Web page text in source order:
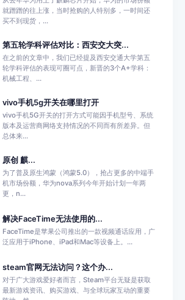
就蹭蹭的往上涨，当时抢购的人特别多，一时间还
买不到现货，...
第五轮学科评估对比：西安交大突...
在之前的文章中，我们已经提及西安交通大学第五
轮学科评估的表现可圈可点，新晋的3个A+学科：
机械工程、...
vivo手机5g开关在哪里打开
vivo手机5G开关的打开方式可能因手机型号、系统
版本及运营商网络支持情况的不同而有所差异。但
总体来...
原创 麒...
为了普及原生鸿蒙（鸿蒙5.0），抢占更多的中端手
机市场份额，华为nova系列今年开始计划一年两
更，n...
解决FaceTime无法使用的...
FaceTime是苹果公司推出的一款视频通话应用，广
泛应用于iPhone、iPad和Mac等设备上。...
steam官网无法访问？这个办...
对于广大游戏爱好者而言，Steam平台无疑是获取
最新游戏资讯、购买游戏、与全球玩家互动的重要